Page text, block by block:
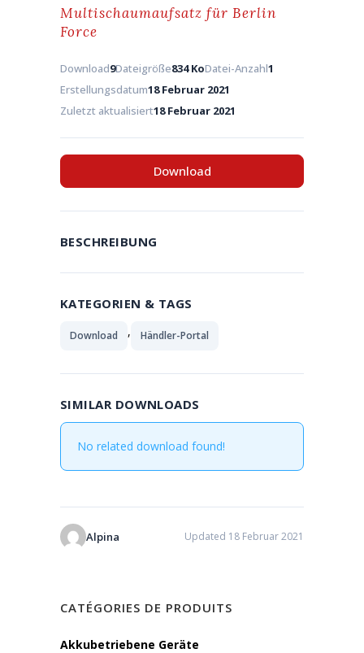
Multischaumaufsatz für Berlin
Force
Download9Dateigröße834 KoDatei-Anzahl1
Erstellungsdatum18 Februar 2021
Zuletzt aktualisiert18 Februar 2021
Download
BESCHREIBUNG
KATEGORIEN & TAGS
Download , Händler-Portal
SIMILAR DOWNLOADS
No related download found!
Alpina Updated 18 Februar 2021
CATÉGORIES DE PRODUITS
Akkubetriebene Geräte